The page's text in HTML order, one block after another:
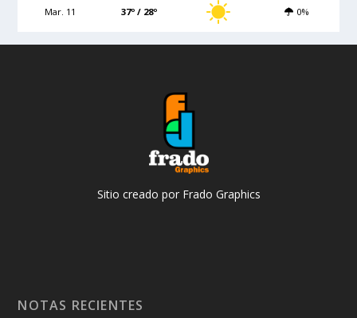
Mar. 11 37º / 28º 0%
Sitio creado por Frado Graphics
NOTAS RECIENTES